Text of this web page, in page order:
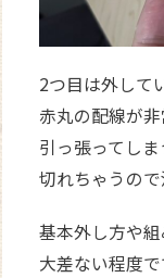
2つ目は外して
赤丸の配線が
引っ張ってしま
切れちゃうの
基本外し方や
大差ない程度